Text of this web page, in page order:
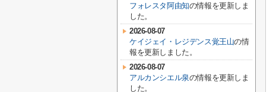
フォレスタ阿由知の情報を更新しま
した。
2026-08-07
ケイジェイ・レジデンス覚王山の情
報を更新しました。
2026-08-07
アルカンシエル泉の情報を更新しま
した。